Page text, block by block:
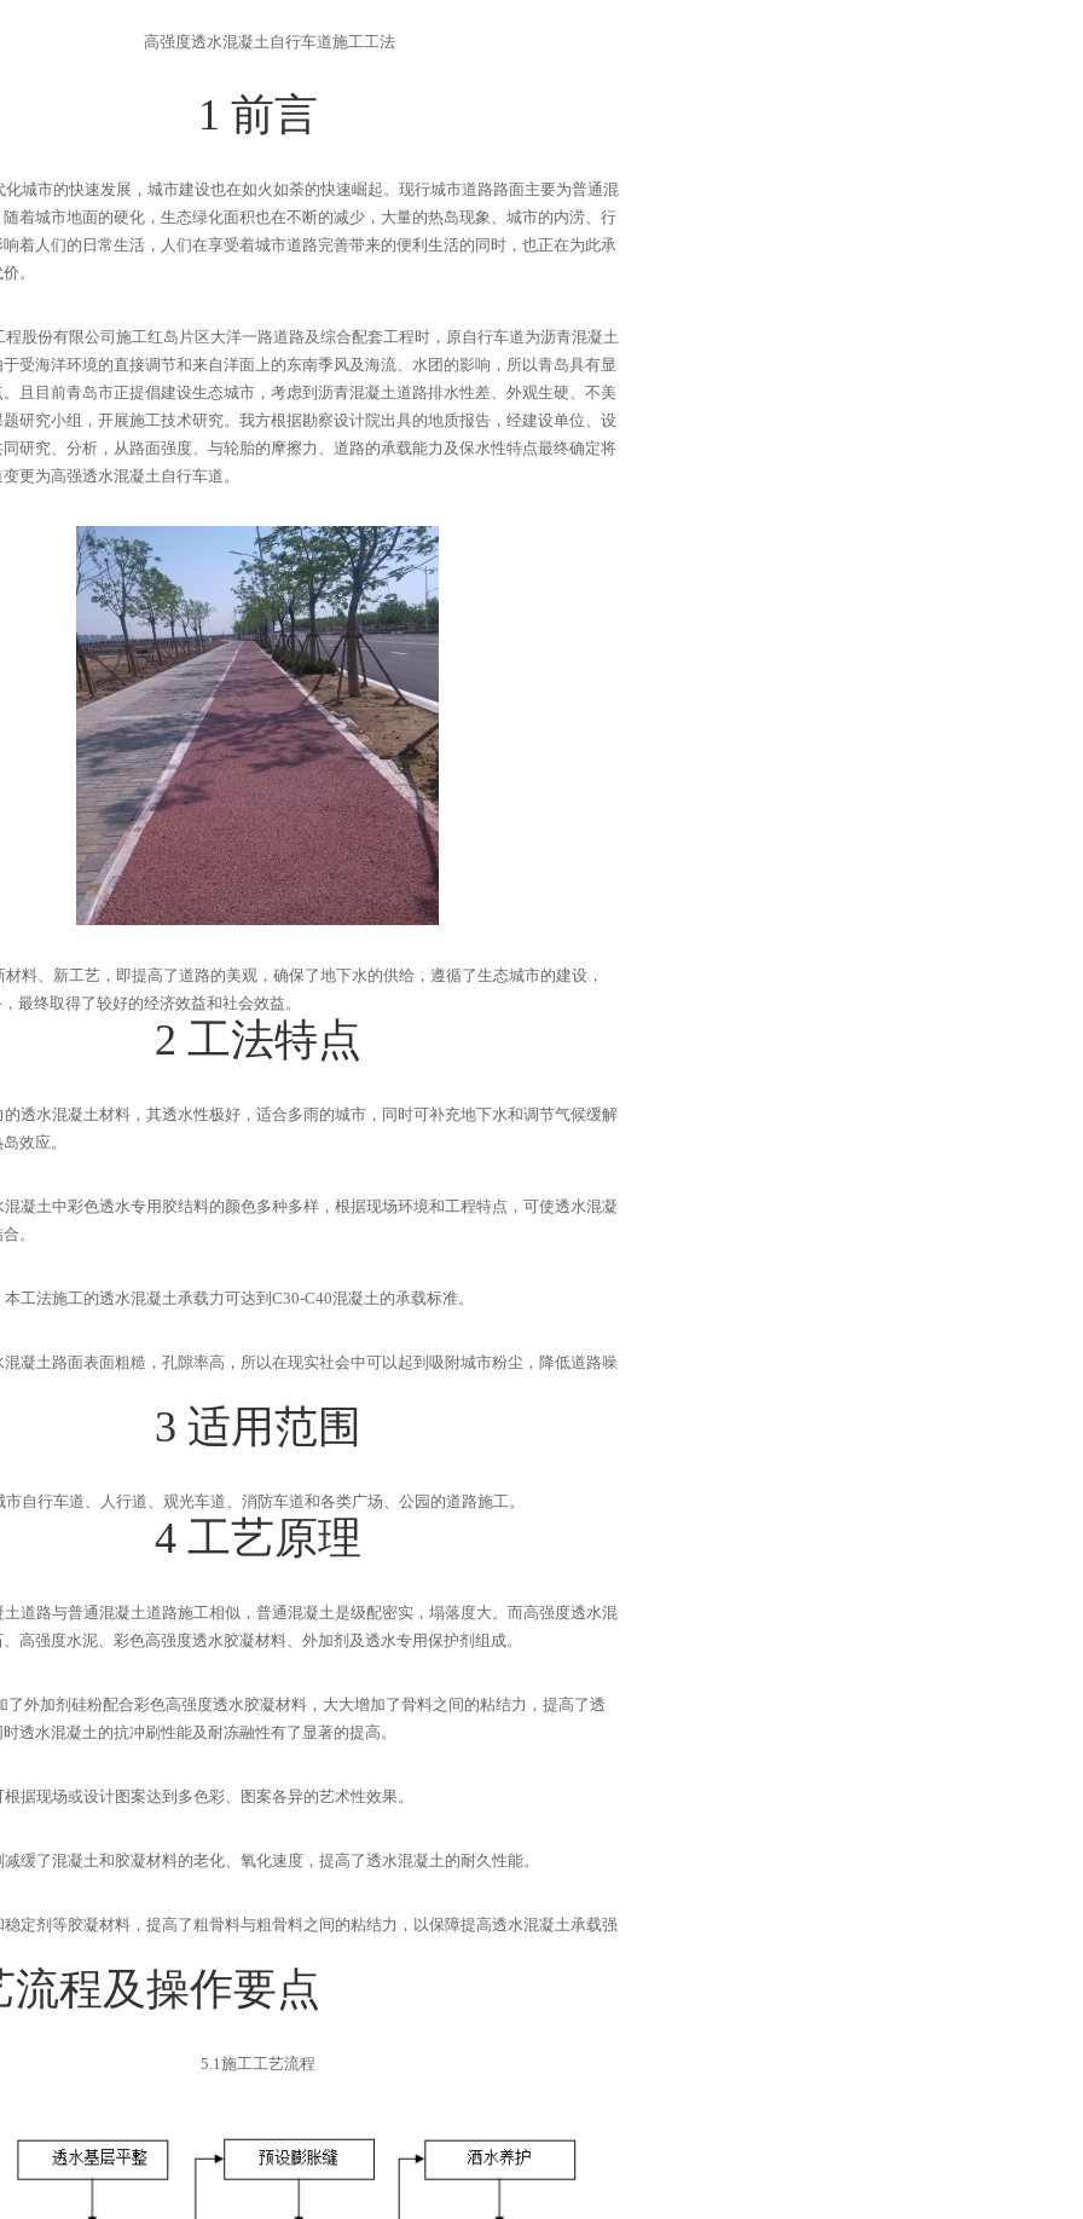
高强度透水混凝土自行车道施工工法
1 前言
化城市的快速发展，城市建设也在如火如荼的快速崛起。现行城市道路路面主要为普通混
着城市地面的硬化，生态绿化面积也在不断的减少，大量的热岛现象、城市的内涝、行
着人们的日常生活，人们在享受着城市道路完善带来的便利生活的同时，也正在为此承
。
程股份有限公司施工红岛片区大洋一路道路及综合配套工程时，原自行车道为沥青混凝土
受海洋环境的直接调节和来自洋面上的东南季风及海流、水团的影响，所以青岛具有显
且目前青岛市正提倡建设生态城市，考虑到沥青混凝土道路排水性差、外观生硬、不美
研究小组，开展施工技术研究。我方根据勘察设计院出具的地质报告，经建设单位、设
研究、分析，从路面强度、与轮胎的摩擦力、道路的承载能力及保水性特点最终确定将
更为高强透水混凝土自行车道。
料、新工艺，即提高了道路的美观，确保了地下水的供给，遵循了生态城市的建设，
最终取得了较好的经济效益和社会效益。
2 工法特点
透水混凝土材料，其透水性极好，适合多雨的城市，同时可补充地下水和调节气候缓解
效应。
凝土中彩色透水专用胶结料的颜色多种多样，根据现场环境和工程特点，可使透水混凝
。
工法施工的透水混凝土承载力可达到 C30-C40混凝土的承载标准。
凝土路面表面粗糙，孔隙率高，所以在现实社会中可以起到吸附城市粉尘，降低道路噪
3 适用范围
自行车道、人行道、观光车道、消防车道和各类广场、公园的道路施工。
4 工艺原理
道路与普通混凝土道路施工相似，普通混凝土是级配密实，塌落度大。而高强度透水混
高强度水泥、彩色高强度透水胶凝材料、外加剂及透水专用保护剂组成。
了外加剂硅粉配合彩色高强度透水胶凝材料，大大增加了骨料之间的粘结力，提高了透
透水混凝土的抗冲刷性能及耐冻融性有了显著的提高。
据现场或设计图案达到多色彩、图案各异的艺术性效果。
缓了混凝土和胶凝材料的老化、氧化速度，提高了透水混凝土的耐久性能。
定剂等胶凝材料，提高了粗骨料与粗骨料之间的粘结力，以保障提高透水混凝土承载强
流程及操作要点
5.1施工工艺流程